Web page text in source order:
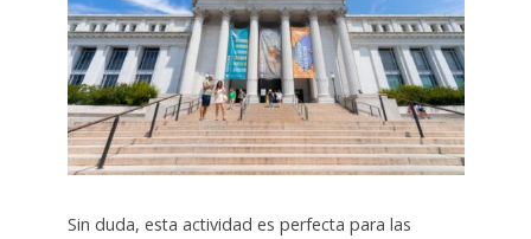
Sin duda, esta actividad es perfecta para las